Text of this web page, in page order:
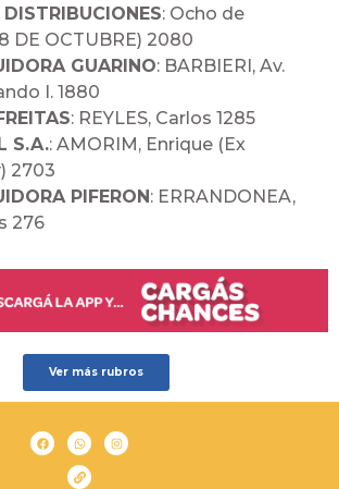
: Ocho de
DE OCTUBRE) 2080
GUARINO: BARBIERI, Av.
I. 1880
: REYLES, Carlos 1285
S.A.: AMORIM, Enrique (Ex
2703
PIFERON : ERRANDONEA,
276
Ver más rubros